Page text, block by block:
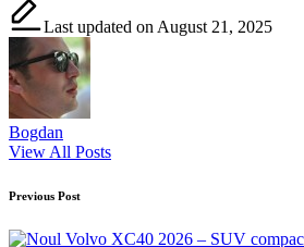
Last updated on August 21, 2025
Bogdan
View All Posts
Post
navigation
Previous Post